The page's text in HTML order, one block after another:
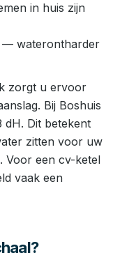
in huis zijn
— waterontharder
zorgt u ervoor
Bij Boshuis
dH. Dit betekent
zitten voor uw
Voor een cv-ketel
vaak een